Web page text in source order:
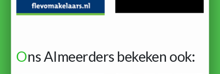
Ons Almeerders bekeken ook: